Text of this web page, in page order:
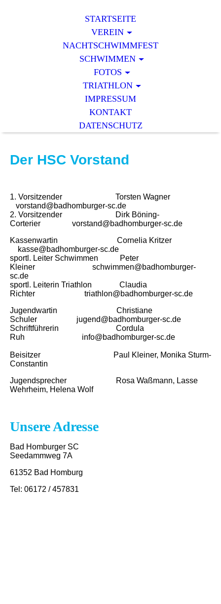
STARTSEITE
VEREIN
NACHTSCHWIMMFEST
SCHWIMMEN
FOTOS
TRIATHLON
IMPRESSUM
KONTAKT
DATENSCHUTZ
Der HSC Vorstand
1. Vorsitzender Torsten Wagner
vorstand@badhomburger-sc.de
2. Vorsitzender Dirk Böning-
Corterier vorstand@badhomburger-sc.de
Kassenwartin Cornelia Kritzer
kasse@badhomburger-sc.de
sportl. Leiter Schwimmen Peter
Kleiner schwimmen@badhomburger-
sc.de
sportl. Leiterin Triathlon Claudia
Richter triathlon@badhomburger-sc.de
Jugendwartin Christiane
Schuler jugend@badhomburger-sc.de
Schriftführerin Cordula
Ruh info@badhomburger-sc.de
Beisitzer Paul Kleiner, Monika Sturm-
Constantin
Jugendsprecher Rosa Waßmann, Lasse
Wehrheim, Helena Wolf
Unsere Adresse
Bad Homburger SC
Seedammweg 7A
61352 Bad Homburg
Tel: 06172 / 457831